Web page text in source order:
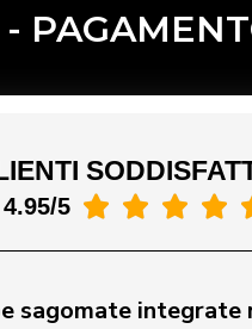
-
5    
sagomate integrate